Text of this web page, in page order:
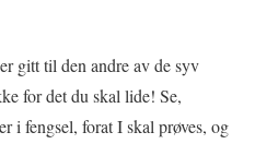
gitt til den andre av de syv
for det du skal lide! Se,
i fengsel, forat I skal prøves, og